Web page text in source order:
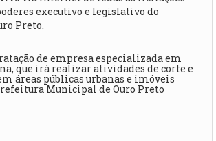
executivo e legislativo do
Preto.
de empresa especializada em
que irá realizar atividades de corte e
áreas públicas urbanas e imóveis
Municipal de Ouro Preto